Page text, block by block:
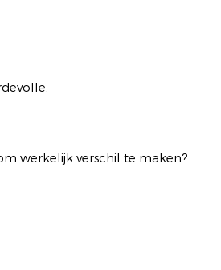
werkelijk verschil te maken?